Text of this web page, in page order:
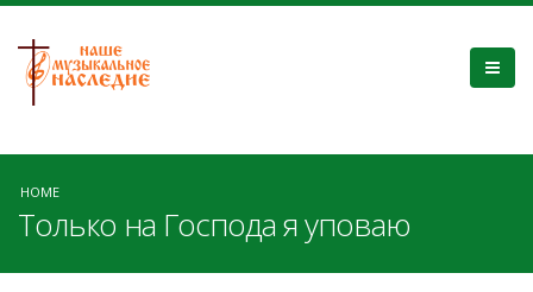
HOME
Только на Господа я уповаю